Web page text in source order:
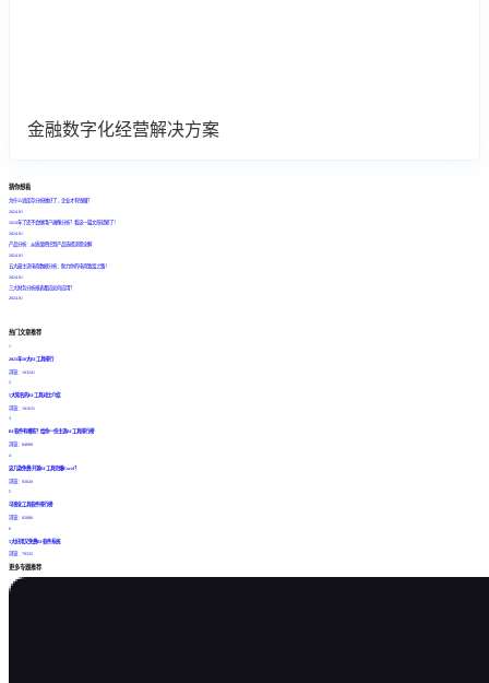
金融数字化经营解决方案
猜你想看
为什么说库存分析做好了，企业才有钱赚？
2024.01
2024年了还不会做用户画像分析？看这一篇文章就够了！
2024.01
产品分析：从质量把控到产品选择流程全解
2024.01
五大最主流电商数据分析：助力你的电商致富之路！
2024.01
三大财务分析报表都应如何应用？
2024.01
热门文章推荐
1
2023年10大BI工具排行
浏览：103241
2
5大知名的BI工具对比介绍
浏览：101631
3
BI软件有哪些？给你一份主流BI工具排行榜
浏览：84089
4
这几款免费/开源BI工具完爆Excel？
浏览：83820
5
可视化工具软件排行榜
浏览：82006
6
5大好用又免费BI软件系统
浏览：78325
更多专题推荐